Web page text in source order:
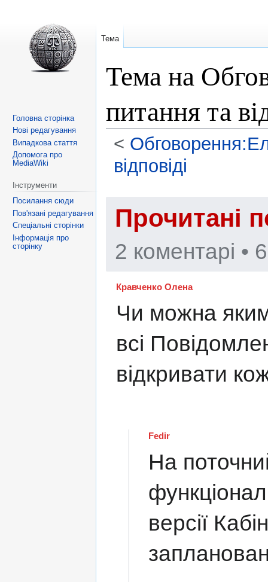
Тема на
питання та
<
відповіді
навігації
Прочитані
2 коментарі •
Кравченко Олена
Чи можна
всі
відкривати
Fedir
На
версії
Тема
Головна сторінка
Нові редагування
Випадкова стаття
Допомога про
MediaWiki
Інструменти
Посилання сюди
Пов'язані редагування
Спеціальні сторінки
Інформація про
сторінку